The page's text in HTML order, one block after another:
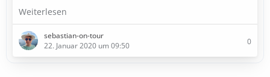
Weiterlesen
sebastian-on-tour
22. Januar 2020 um 09:50
0